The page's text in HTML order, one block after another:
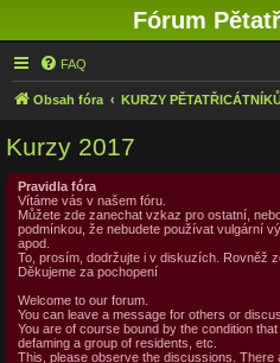
Fórum
FAQ
Obsah fóra KURZY
Kurzy 2017
Pravidla fóra
Vítáme vás v našem fóru.
Můžete zde zanechat vzkaz pro ostatní,
podmínkou, že nebudete používat vulgární
apod.
To, prosím, dodržujte i v diskuzích. Rovněž
Děkujeme za pochopení
Welcome to our forum.
You can leave a message for others or
You are of course bound by the condition
defaming a group of residents, etc.
This, please observe the discussions. There